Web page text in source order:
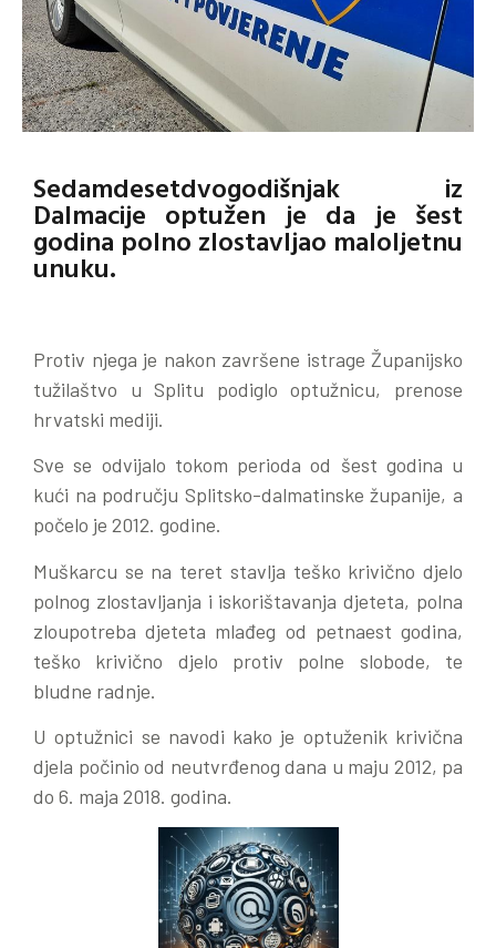
Sedamdesetdvogodišnjak iz
Dalmacije optužen je da je šest
godina polno zlostavljao maloljetnu
unuku.
Protiv njega je nakon završene istrage Županijsko
tužilaštvo u Splitu podiglo optužnicu, prenose
hrvatski mediji.
Sve se odvijalo tokom perioda od šest godina u
kući na području Splitsko-dalmatinske županije, a
počelo je 2012. godine.
Muškarcu se na teret stavlja teško krivično djelo
polnog zlostavljanja i iskorištavanja djeteta, polna
zloupotreba djeteta mlađeg od petnaest godina,
teško krivično djelo protiv polne slobode, te
bludne radnje.
U optužnici se navodi kako je optuženik krivična
djela počinio od neutvrđenog dana u maju 2012, pa
do 6. maja 2018. godina.